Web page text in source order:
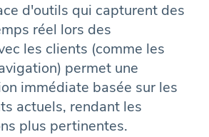
d'outils qui capturent des
réel lors des
les clients (comme les
permet une
immédiate basée sur les
actuels, rendant les
plus pertinentes.